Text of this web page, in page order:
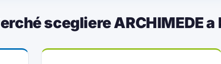
scegliere ARCHIMEDE a